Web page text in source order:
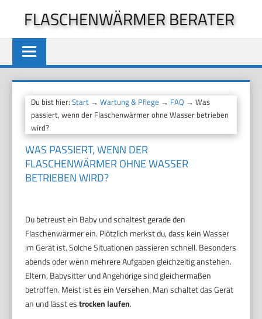
springen
FLASCHENWÄRMER BERATER
Du bist hier:Start →Wartung & Pflege → FAQ → Was
passiert, wenn der Flaschenwärmer ohne Wasser betrieben
wird?
WAS PASSIERT, WENN DER
FLASCHENWÄRMER OHNE WASSER
BETRIEBEN WIRD?
Du betreust ein Baby und schaltest gerade den
Flaschenwärmer ein. Plötzlich merkst du, dass kein Wasser
im Gerät ist. Solche Situationen passieren schnell. Besonders
abends oder wenn mehrere Aufgaben gleichzeitig anstehen.
Eltern, Babysitter und Angehörige sind gleichermaßen
betroffen. Meist ist es ein Versehen. Man schaltet das Gerät
an und lässt estrocken laufen.